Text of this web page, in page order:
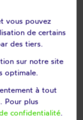
vous pouvez
de certains
des tiers.
sur notre site
optimale.
à tout
Pour plus
confidentialité.